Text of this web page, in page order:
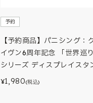
予約
【予約商品】パニシング：
イヴン6周年記念 「世界巡
シリーズ ディスプレイスタ
¥1,980(税込)